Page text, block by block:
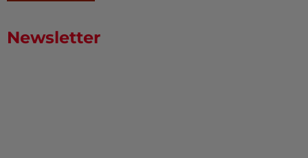
Newsletter